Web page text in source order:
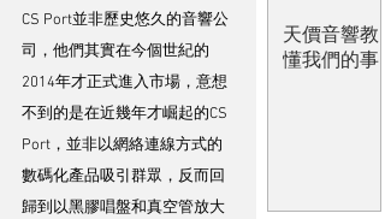
CS Port並非歷史悠久的音響公
司，他們其實在今個世紀的
2014年才正式進入市場，意想
不到的是在近幾年才崛起的CS
Port，並非以網絡連線方式的
數碼化產品吸引群眾，反而回
歸到以黑膠唱盤和真空管放大
天價音響教
懂我們的事